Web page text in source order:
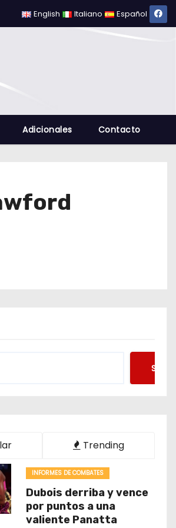
English Italiano Español
Adicionales Contacto
Trending
INFORMES DE COMBATES
Dubois derriba y vence
por puntos a una
valiente Panatta